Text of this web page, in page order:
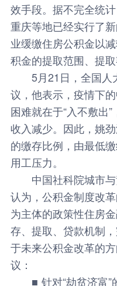
效手段。据不完全统
重庆等地已经实行了
业缓缴住房公积金以
积金的提取范围、提
5月21日，全国人
议，他表示，疫情下
困难就在于“入不敷出
收入减少。因此，姚
的缴存比例，由最低
用工压力。
中国社科院城市与
认为，公积金制度改
为主体的政策性住房
存、提取、贷款机制
于未来公积金改革的
议：
■ 针对“劫贫济富”